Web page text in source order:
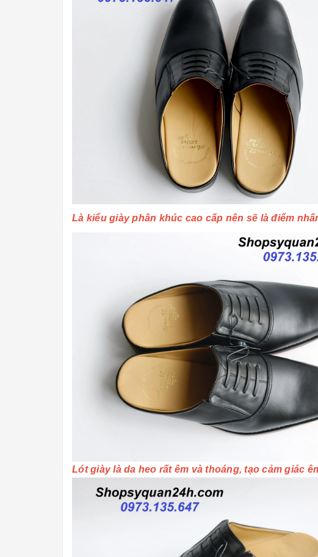
Là kiểu giày phân khúc cao cấp nên sẽ là điểm
Lót giày là da heo rất êm và thoáng, tạo cảm giác